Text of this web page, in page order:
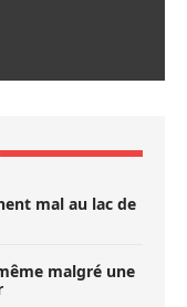
mal au lac de
malgré une